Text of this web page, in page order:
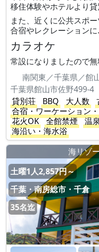
移住体験やホテルより
また、近くに公共スポー
合宿やレクレーション
カラオケ
常設になりましたので
南関東／千葉県／館
千葉県館山市佐野499-4
貸別荘
BBQ 大人数
合宿・ワーケーション
花火OK
全館禁煙 温
海沿い・海水浴
海リゾ
土曜1人2,857円～
千葉・南房総市・千倉
35名迄